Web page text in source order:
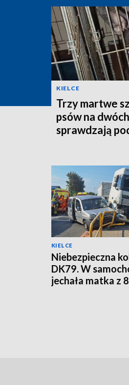
KIELCE
Trzy martwe
psów na
sprawdzają
KIELCE
Niebezpieczna
DK79. W
jechała matka z